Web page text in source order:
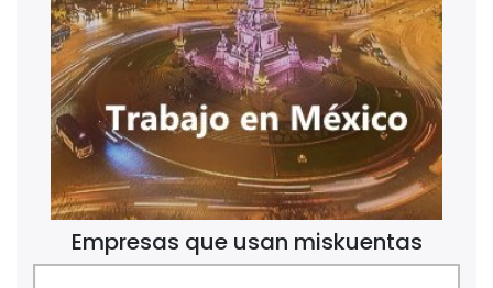
Empresas que usan miskuentas